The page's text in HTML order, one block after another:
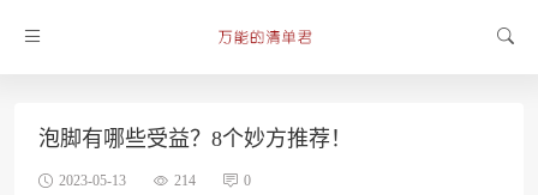
泡脚有哪些受益？8个妙方推荐！
2023-05-13 214 0